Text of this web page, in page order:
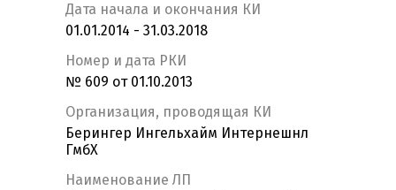
Дата начала и окончания КИ
01.01.2014 - 31.03.2018
Номер и дата РКИ
№ 609 от 01.10.2013
Организация, проводящая КИ
Берингер Ингельхайм Интернешнл
ГмбХ
Наименование ЛП